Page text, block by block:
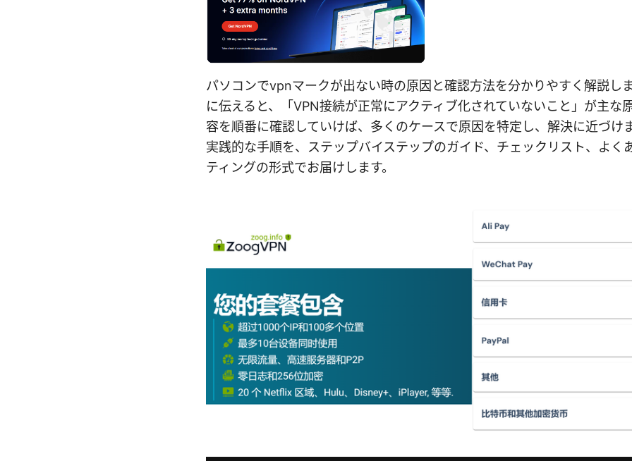
パソコンでvpnマークが出ない時の原因と確認方法を分かりやすく解説し
に伝えると、「VPN接続が正常にアクティブ化されていないこと」が主な
容を順番に確認していけば、多くのケースで原因を特定し、解決に近づけ
実践的な手順を、ステップバイステップのガイド、チェックリスト、よく
ティングの形式でお届けします。